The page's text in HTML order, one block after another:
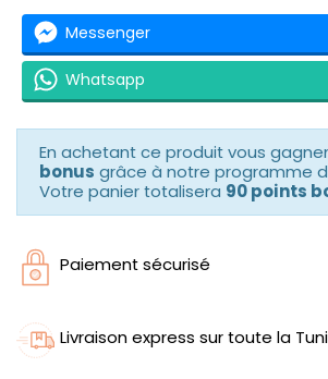
Messenger
Whatsapp
En achetant ce produit vous
bonus grâce à notre programme
Votre panier totalisera 90 points
Paiement sécurisé
Livraison express sur toute la